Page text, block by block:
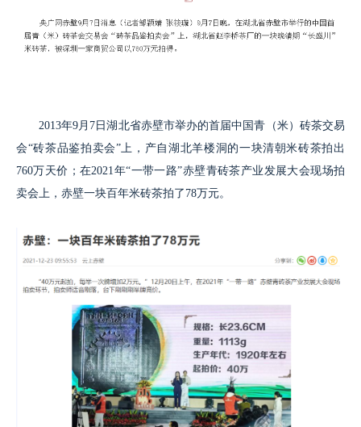
2013年9月7日湖北省赤壁市举办的首届中国青（米）砖茶交易
会“砖茶品鉴拍卖会”上，产自湖北羊楼洞的一块清朝米砖茶拍出
760万天价；在2021年“一带一路”赤壁青砖茶产业发展大会现场拍
卖会上，赤壁一块百年米砖茶拍了78万元。